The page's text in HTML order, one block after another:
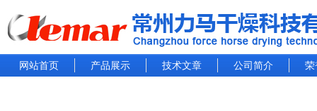
网站首页 产品展示 技术文章 公司简介 荣